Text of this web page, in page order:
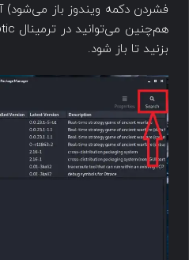
فشردن دکمه ویندوز باز می‌شود)
بزنید تا باز شود.